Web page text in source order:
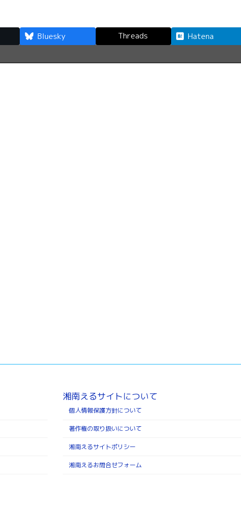
Bluesky Threads Hatena
湘南えるサイトについて
個人情報保護方針について
著作権の取り扱いについて
湘南えるサイトポリシー
湘南えるお問合せフォーム